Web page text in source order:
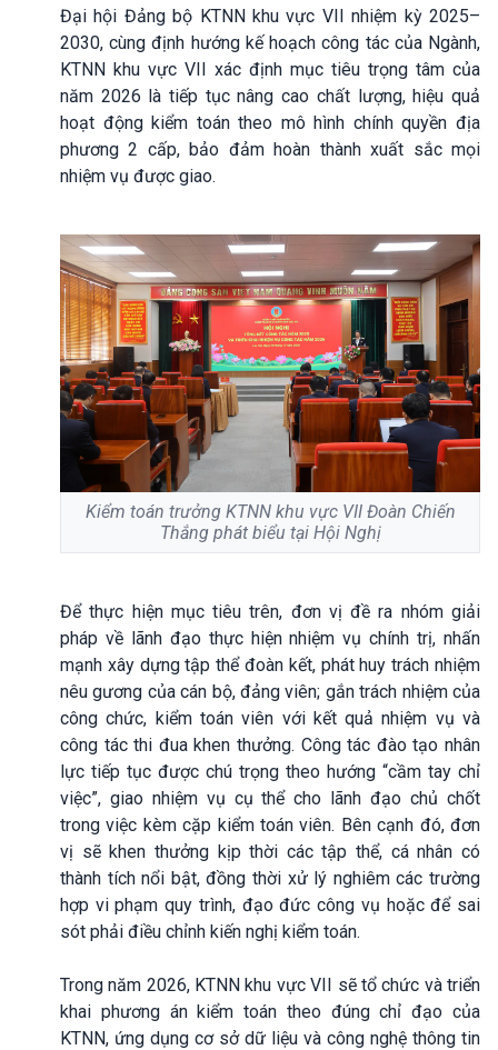
Đại hội Đảng bộ KTNN khu vực VII nhiệm kỳ 2025–
2030, cùng định hướng kế hoạch công tác của Ngành,
KTNN khu vực VII xác định mục tiêu trọng tâm của
năm 2026 là tiếp tục nâng cao chất lượng, hiệu quả
hoạt động kiểm toán theo mô hình chính quyền địa
phương 2 cấp, bảo đảm hoàn thành xuất sắc mọi
nhiệm vụ được giao.
Kiểm toán trưởng KTNN khu vực VII Đoàn Chiến
Thắng phát biểu tại Hội Nghị
Để thực hiện mục tiêu trên, đơn vị đề ra nhóm giải
pháp về lãnh đạo thực hiện nhiệm vụ chính trị, nhấn
mạnh xây dựng tập thể đoàn kết, phát huy trách nhiệm
nêu gương của cán bộ, đảng viên; gắn trách nhiệm của
công chức, kiểm toán viên với kết quả nhiệm vụ và
công tác thi đua khen thưởng. Công tác đào tạo nhân
lực tiếp tục được chú trọng theo hướng “cầm tay chỉ
việc”, giao nhiệm vụ cụ thể cho lãnh đạo chủ chốt
trong việc kèm cặp kiểm toán viên. Bên cạnh đó, đơn
vị sẽ khen thưởng kịp thời các tập thể, cá nhân có
thành tích nổi bật, đồng thời xử lý nghiêm các trường
hợp vi phạm quy trình, đạo đức công vụ hoặc để sai
sót phải điều chỉnh kiến nghị kiểm toán.
Trong năm 2026, KTNN khu vực VII sẽ tổ chức và triển
khai phương án kiểm toán theo đúng chỉ đạo của
KTNN, ứng dụng cơ sở dữ liệu và công nghệ thông tin